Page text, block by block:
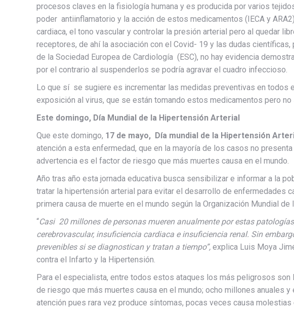
procesos claves en la fisiología humana y es producida por varios
poder antiinflamatorio y la acción de estos medicamentos (IECA y
cardiaca, el tono vascular y controlar la presión arterial pero al quedar
receptores, de ahí la asociación con el Covid- 19 y las dudas
de la Sociedad Europea de Cardiología (ESC), no hay evidencia
por el contrario al suspenderlos se podría agravar el cuadro infeccioso.
Lo que sí se sugiere es incrementar las medidas preventivas en todos
exposición al virus, que se están tomando estos medicamentos pero
Este domingo, Día Mundial de la Hipertensión Arterial
Que este domingo, 17 de mayo, Día mundial de la Hipertensión
atención a esta enfermedad, que en la mayoría de los casos no
advertencia es el factor de riesgo que más muertes causa en el mundo.
Año tras año esta jornada educativa busca sensibilizar e informar a la
tratar la hipertensión arterial para evitar el desarrollo de enfermedades
primera causa de muerte en el mundo según la Organización Mundial de
“Casi 20 millones de personas mueren anualmente por estas
cerebrovascular, insuficiencia cardiaca e insuficiencia renal. Sin
prevenibles si se diagnostican y tratan a tiempo”, explica Luis Moya
contra el Infarto y la Hipertensión.
Para el especialista, entre todos estos ataques los más peligrosos
de riesgo que más muertes causa en el mundo; ocho millones anuales
atención pues rara vez produce síntomas, pocas veces causa